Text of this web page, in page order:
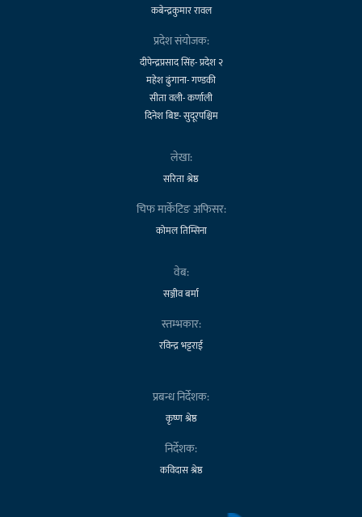
कबेन्द्रकुमार रावल
प्रदेश संयोजक:
दीपेन्द्रप्रसाद सिंह- प्रदेश २
महेश ढुंगाना- गण्डकी
सीता वली- कर्णाली
दिनेश बिष्ट- सुदूरपश्चिम
लेखा:
सरिता श्रेष्ठ
चिफ मार्केटिङ अफिसर:
कोमल तिम्सिना
वेब:
सञ्जीव बर्मा
स्तम्भकार:
रविन्द्र भट्टराई
प्रबन्ध निर्देशक:
कृष्ण श्रेष्ठ
निर्देशक:
कविदास श्रेष्ठ